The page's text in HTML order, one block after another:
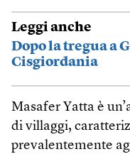
Leggi anche
Dopo la tregua a
Cisgiordania
Masafer Yatta è
di villaggi,
prevalentemente